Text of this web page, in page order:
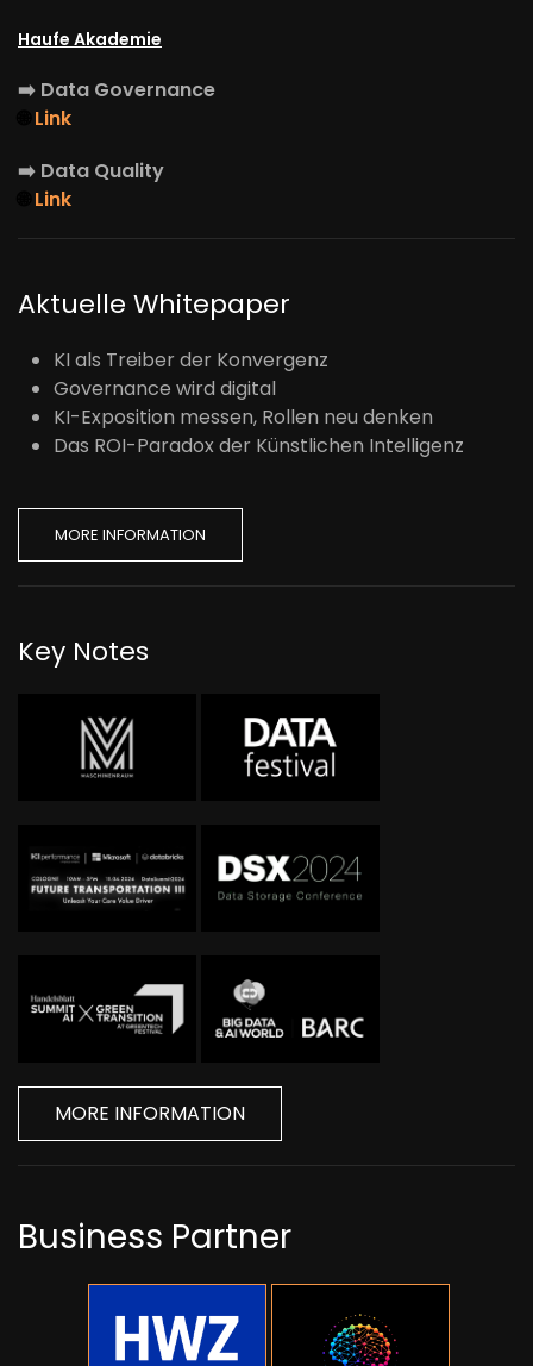
Haufe Akademie
➡️ Data Governance
Link
➡️ Data Quality
Link
Aktuelle Whitepaper
KI als Treiber der Konvergenz
Governance wird digital
KI-Exposition messen, Rollen neu denken
Das ROI-Paradox der Künstlichen Intelligenz
MORE INFORMATION
Key Notes
MORE INFORMATION
Business Partner